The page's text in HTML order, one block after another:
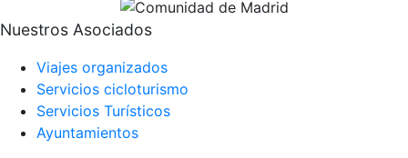
Nuestros Asociados
Viajes organizados
Servicios cicloturismo
Servicios Turísticos
Ayuntamientos